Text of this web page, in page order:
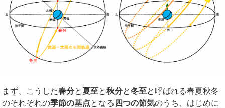
まず、こうした春分と夏至と秋分と冬至と呼ばれる春夏秋冬
のそれぞれの季節の基点となる 四つの節気のうち、はじめに